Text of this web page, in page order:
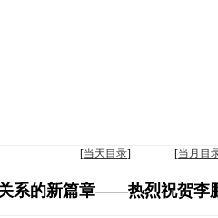
[当天目录] [当月目
系的新篇章——热烈祝贺李